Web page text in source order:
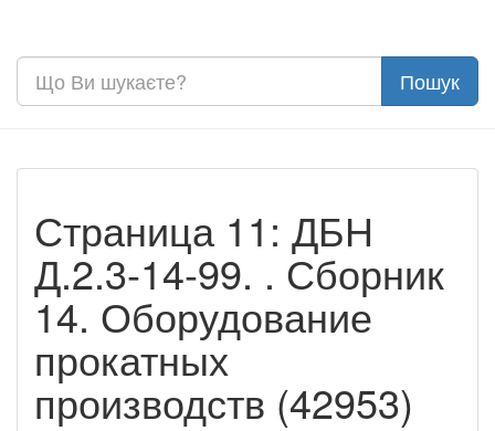
Страница 11: ДБН
Д.2.3-14-99. . Сборник
14. Оборудование
прокатных
производств (42953)